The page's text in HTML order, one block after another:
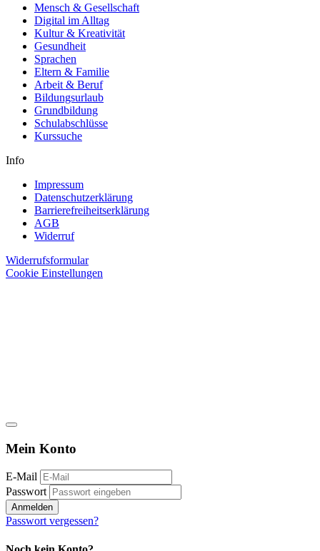
Mensch & Gesellschaft
Digital im Alltag
Kultur & Kreativität
Gesundheit
Sprachen
Eltern & Familie
Arbeit & Beruf
Bildungsurlaub
Grundbildung
Schulabschlüsse
Kurssuche
Info
Impressum
Datenschutzerklärung
Barrierefreiheitserklärung
AGB
Widerruf
Widerrufsformular
Cookie Einstellungen
Mein Konto
E-Mail
Passwort
Anmelden
Passwort vergessen?